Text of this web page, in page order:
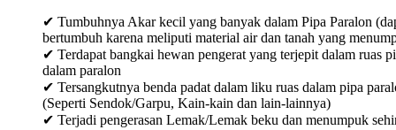
✔ Tumbuhnya Akar kecil yang banyak dalam Pipa Paralon
bertumbuh karena meliputi material air dan tanah yang
✔ Terdapat bangkai hewan pengerat yang terjepit dalam ruas
dalam paralon
✔ Tersangkutnya benda padat dalam liku ruas dalam pipa
(Seperti Sendok/Garpu, Kain-kain dan lain-lainnya)
✔ Terjadi pengerasan Lemak/Lemak beku dan menumpuk